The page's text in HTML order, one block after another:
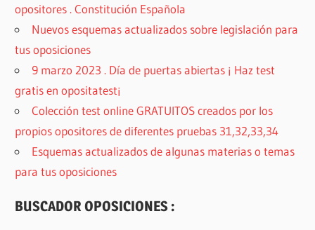
opositores . Constitución Española
Nuevos esquemas actualizados sobre legislación para
tus oposiciones
9 marzo 2023 . Día de puertas abiertas ¡ Haz test
gratis en opositatest¡
Colección test online GRATUITOS creados por los
propios opositores de diferentes pruebas 31,32,33,34
Esquemas actualizados de algunas materias o temas
para tus oposiciones
BUSCADOR OPOSICIONES :